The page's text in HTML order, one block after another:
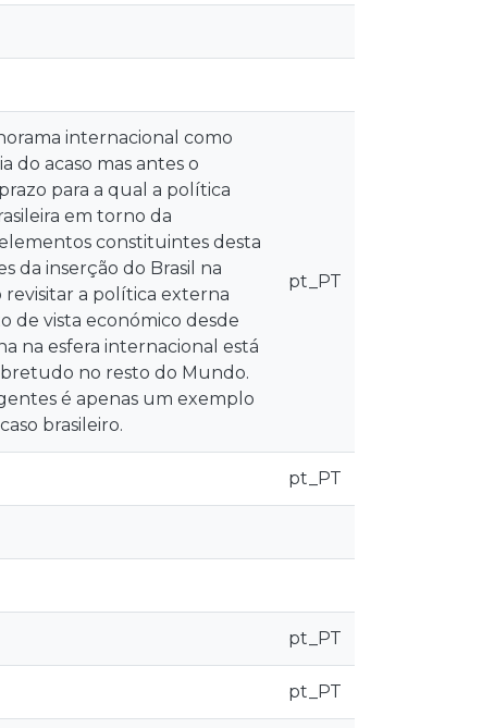
internacional como
do acaso mas antes o
para a qual a política
em torno da
constituintes desta
da inserção do Brasil na
a política externa
de vista económico desde
na esfera internacional está
no resto do Mundo.
é apenas um exemplo
brasileiro.
pt_PT
pt_PT
pt_PT
pt_PT